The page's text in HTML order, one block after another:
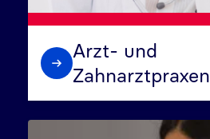
Arzt- und
Zahnarztpraxen